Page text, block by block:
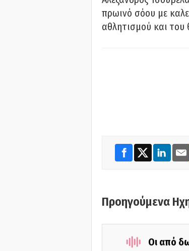
πρωινό σόου με
αθλητισμού και του
Προηγούμενα
Οι από